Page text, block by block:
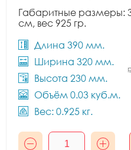
Габаритные размеры:
см, вес 925 гр.
Длина 390 мм.
Ширина 320 мм.
Высота 230 мм.
Объём 0.03 куб.м.
Вес: 0.925 кг.